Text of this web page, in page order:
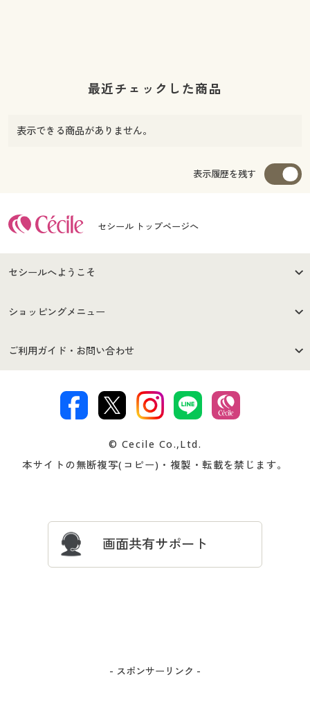
最近チェックした商品
表示できる商品がありません。
表示履歴を残す
セシール トップページへ
セシールへようこそ
はじめての方へ
セシールご利用規約
著作権・商標について 会社案内
ショッピングメニュー
商品カテゴリ
プレゼント＆キャンペーン サイトマップ
ご利用ガイド・お問い合わせ
交換・返品は お支払は
ついて
忘れの場合
© Cecile Co.,Ltd.
本サイトの無断複写(コピー)・複製・転載を禁じます。
画面共有サポート
- スポンサーリンク -